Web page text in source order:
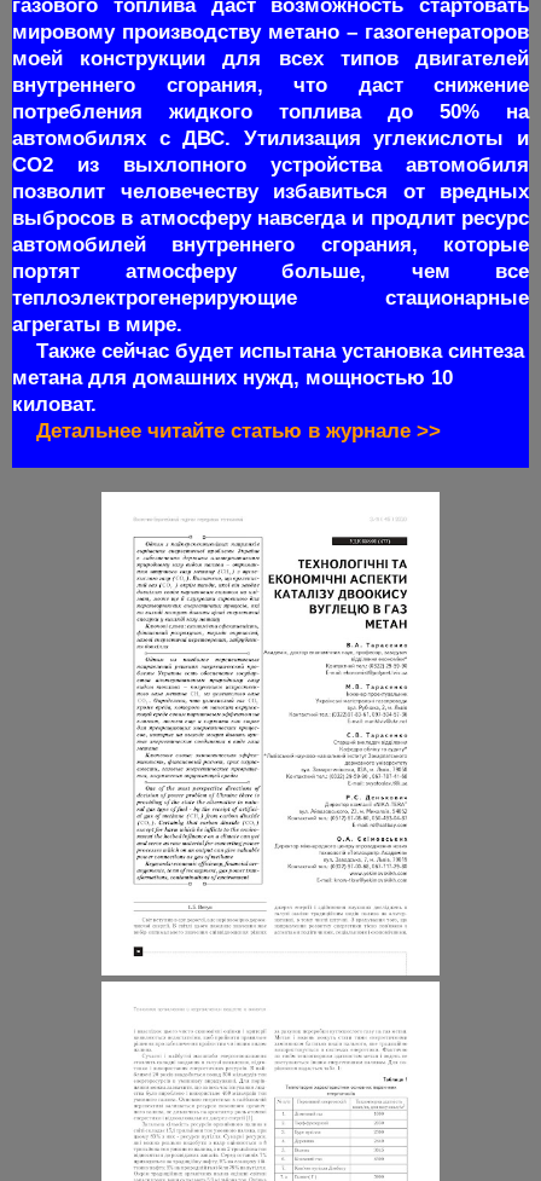
мировому производству метано – газогенераторов
моей конструкции для всех типов двигателей
внутреннего сгорания, что даст снижение
потребления жидкого топлива до 50% на
автомобилях с ДВС. Утилизация углекислоты и
СО2 из выхлопного устройства автомобиля
позволит человечеству избавиться от вредных
выбросов в атмосферу навсегда и продлит ресурс
автомобилей внутреннего сгорания, которые
портят атмосферу больше, чем все
теплоэлектрогенерирующие стационарные
агрегаты в мире.
Также сейчас будет испытана установка синтеза
метана для домашних нужд, мощностью 10
киловат.
Детальнее читайте статью в журнале >>